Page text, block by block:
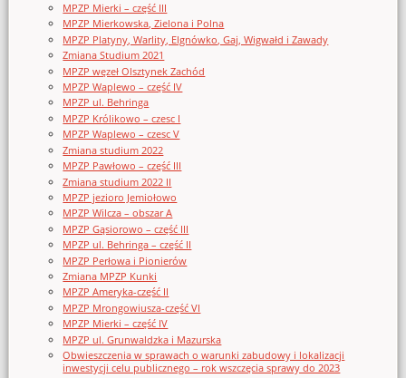
MPZP Mierki – część III
MPZP Mierkowska, Zielona i Polna
MPZP Platyny, Warlity, Elgnówko, Gaj, Wigwałd i Zawady
Zmiana Studium 2021
MPZP węzeł Olsztynek Zachód
MPZP Waplewo – część IV
MPZP ul. Behringa
MPZP Królikowo – czesc I
MPZP Waplewo – czesc V
Zmiana studium 2022
MPZP Pawłowo – część III
Zmiana studium 2022 II
MPZP jezioro Jemiołowo
MPZP Wilcza – obszar A
MPZP Gąsiorowo – część III
MPZP ul. Behringa – część II
MPZP Perłowa i Pionierów
Zmiana MPZP Kunki
MPZP Ameryka-część II
MPZP Mrongowiusza-część VI
MPZP Mierki – część IV
MPZP ul. Grunwaldzka i Mazurska
Obwieszczenia w sprawach o warunki zabudowy i lokalizacji
inwestycji celu publicznego – rok wszczęcia sprawy do 2023